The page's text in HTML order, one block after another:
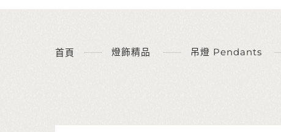
首頁 燈飾精品 吊燈 Pendants